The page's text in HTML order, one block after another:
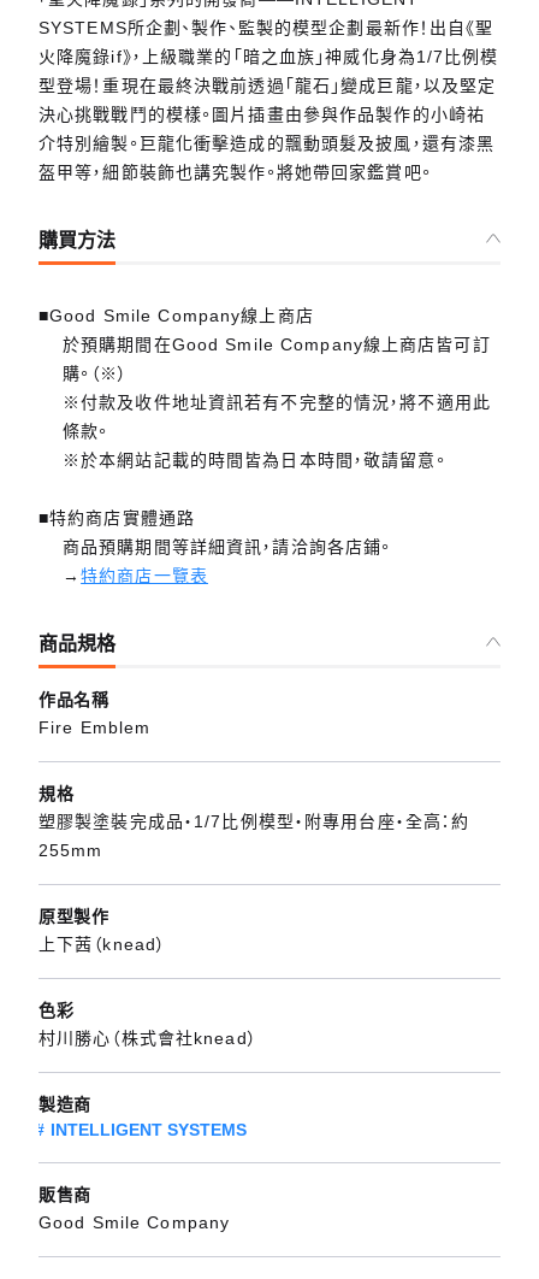
SYSTEMS所企劃、製作、監製的模型企劃最新作！出自《聖
火降魔錄if》，上級職業的「暗之血族」神威化身為1/7比例模
型登場！重現在最終決戰前透過「龍石」變成巨龍，以及堅定
決心挑戰戰鬥的模樣。圖片插畫由參與作品製作的小崎祐
介特別繪製。巨龍化衝擊造成的飄動頭髮及披風，還有漆黑
盔甲等，細節裝飾也講究製作。將她帶回家鑑賞吧。
購買方法
■Good Smile Company線上商店
於預購期間在Good Smile Company線上商店皆可訂
購。（※）
※付款及收件地址資訊若有不完整的情況，將不適用此
條款。
※於本網站記載的時間皆為日本時間，敬請留意。
■特約商店實體通路
商品預購期間等詳細資訊，請洽詢各店鋪。
→特約商店一覽表
商品規格
作品名稱
Fire Emblem
規格
塑膠製塗裝完成品・1/7比例模型・附專用台座・全高：約
255mm
原型製作
上下茜（knead）
色彩
村川勝心（株式會社knead）
製造商
INTELLIGENT SYSTEMS
販售商
Good Smile Company